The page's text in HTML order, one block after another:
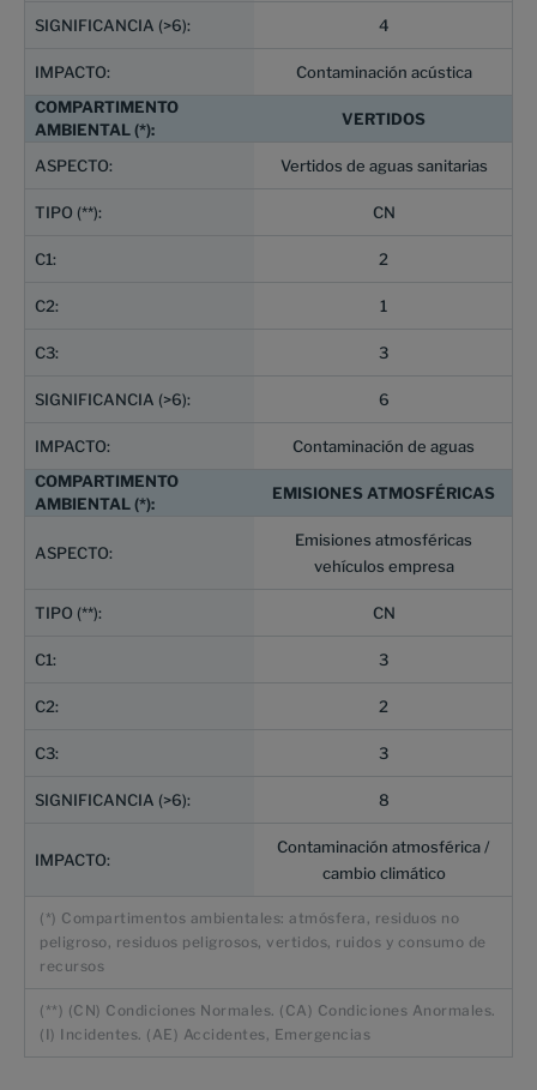
4
Contaminación acústica
VERTIDOS
Vertidos de aguas sanitarias
CN
2
1
3
6
Contaminación de aguas
EMISIONES ATMOSFÉRICAS
Emisiones atmosféricas
vehículos empresa
CN
3
2
3
8
Contaminación atmosférica /
cambio climático
(*) Compartimentos ambientales: atmósfera, residuos no
peligroso, residuos peligrosos, vertidos, ruidos y consumo de
recursos
(**) (CN) Condiciones Normales. (CA) Condiciones Anormales.
(I) Incidentes. (AE) Accidentes, Emergencias